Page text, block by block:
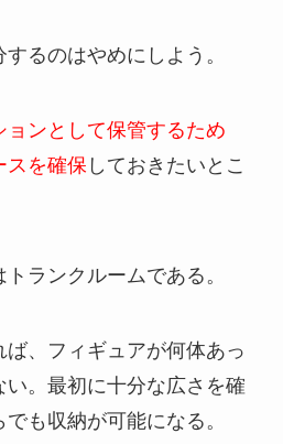
るのはやめにしよう。
ョンとして保管するため
スを確保 しておきたいとこ
ランクルームである。
ば、フィギュアが何体あっ
。最初に十分な広さを確
も収納が可能になる。